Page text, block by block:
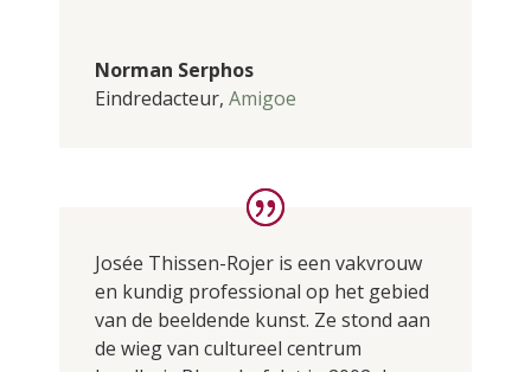
Norman Serphos
Eindredacteur, Amigoe
Josée Thissen-Rojer is een vakvrouw
en kundig professional op het gebied
van de beeldende kunst. Ze stond aan
de wieg van cultureel centrum